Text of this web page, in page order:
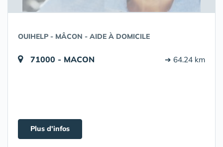
OUIHELP - MÂCON - AIDE À DOMICILE
71000 - MACON ➔ 64.24 km
Plus d'infos